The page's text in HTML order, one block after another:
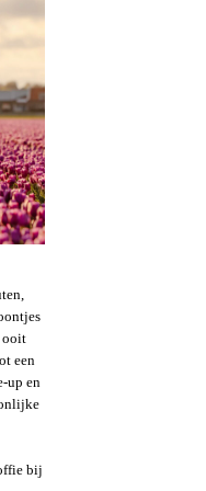
ooit
een
up en
bij